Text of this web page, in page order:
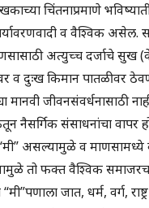
चिंतनाप्रमाणे
व वैश्विक असेल.
अत्युच्च दर्जाचे
व दुःख किमान पातळीवर
मानवी जीवनसंवर्धनासाठी
नैसर्गिक संसाधनांचा वापर
असल्यामुळे व माणसामध्ये
तो फक्त वैश्विक
जात, धर्म, वर्ग,